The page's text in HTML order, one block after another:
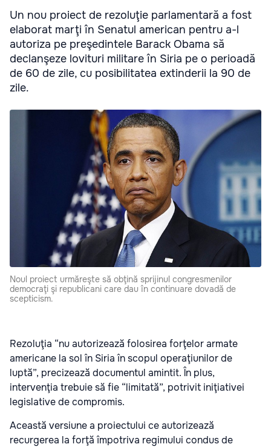
Un nou proiect de rezoluţie parlamentară a fost
elaborat marţi în Senatul american pentru a-l
autoriza pe preşedintele Barack Obama să
declanşeze lovituri militare în Siria pe o perioadă
de 60 de zile, cu posibilitatea extinderii la 90 de
zile.
Noul proiect urmăreşte să obţină sprijinul congresmenilor
democraţi şi republicani care dau în continuare dovadă de
scepticism.
Rezoluţia “nu autorizează folosirea forţelor armate
americane la sol în Siria în scopul operaţiunilor de
luptă”, precizează documentul amintit. În plus,
intervenţia trebuie să fie “limitată”, potrivit iniţiativei
legislative de compromis.
Această versiune a proiectului ce autorizează
recurgerea la forţă împotriva regimului condus de